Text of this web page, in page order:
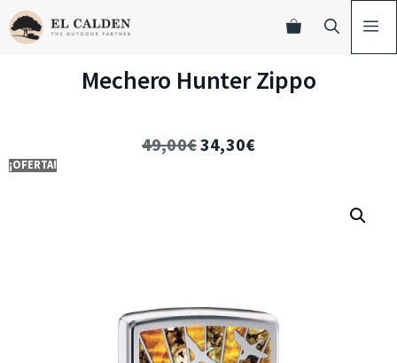
Mechero Hunter Zippo
49,00€34,30€
¡OFERTA!